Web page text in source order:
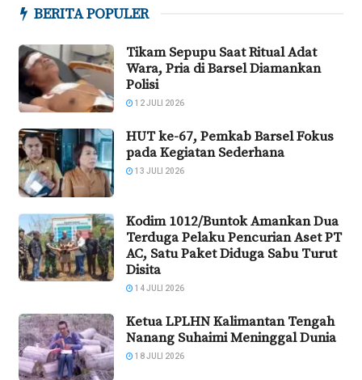
BERITA POPULER
Tikam Sepupu Saat Ritual Adat
Wara, Pria di Barsel Diamankan
Polisi
12 JULI 2026
HUT ke-67, Pemkab Barsel Fokus
pada Kegiatan Sederhana
13 JULI 2026
Kodim 1012/Buntok Amankan Dua
Terduga Pelaku Pencurian Aset PT
AC, Satu Paket Diduga Sabu Turut
Disita
14 JULI 2026
Ketua LPLHN Kalimantan Tengah
Nanang Suhaimi Meninggal Dunia
18 JULI 2026